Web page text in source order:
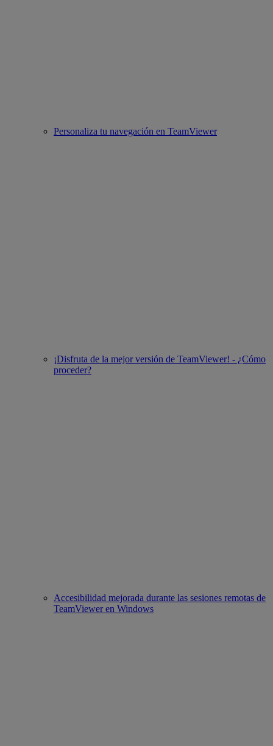
Personaliza tu navegación en TeamViewer
¡Disfruta de la mejor versión de TeamViewer! - ¿Cómo
proceder?
Accesibilidad mejorada durante las sesiones remotas de
TeamViewer en Windows